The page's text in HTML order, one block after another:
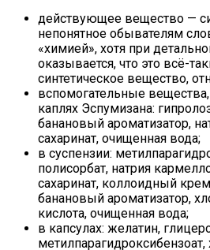
действующее вещество —
непонятное обывателям
«химией», хотя при
оказывается, что это всё-
синтетическое вещество,
вспомогательные
каплях Эспумизана:
банановый ароматизатор,
сахаринат, очищенная вода;
в суспензии:
полисорбат, натрия
сахаринат, коллоидный
банановый ароматизатор,
кислота, очищенная вода;
в капсулах: желатин,